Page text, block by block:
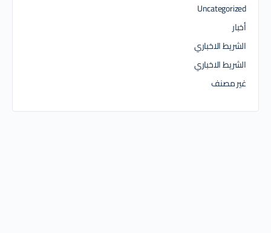
Uncategorized
أخبار
الشريط الاخباري
الشريط الاخباري
غير مصنف